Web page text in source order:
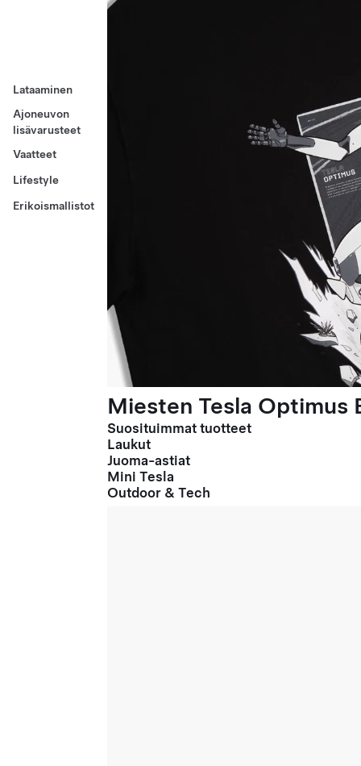
Lataaminen
Ajoneuvon
lisävarusteet
Vaatteet
Lifestyle
Erikoismallistot
Miesten Tesla
Suosituimmat tuotteet
Laukut
Juoma-astiat
Mini Tesla
Outdoor & Tech